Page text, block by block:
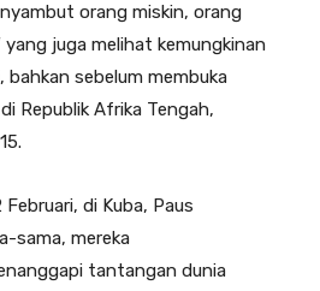
orang miskin, orang
juga melihat kemungkinan
bahkan sebelum membuka
Republik Afrika Tengah,
di Kuba, Paus
sama, mereka
tantangan dunia